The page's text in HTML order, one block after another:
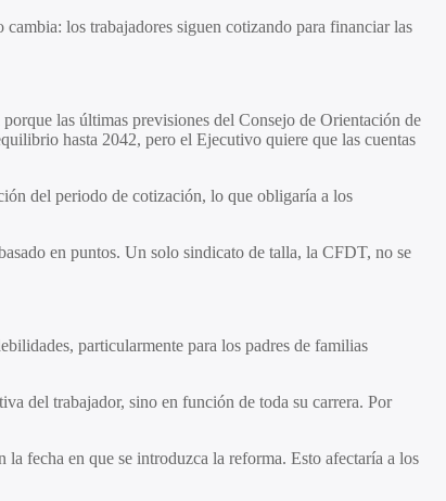
los trabajadores siguen cotizando para financiar las
las últimas previsiones del Consejo de Orientación de
hasta 2042, pero el Ejecutivo quiere que las cuentas
del periodo de cotización, lo que obligaría a los
en puntos. Un solo sindicato de talla, la CFDT, no se
particularmente para los padres de familias
del trabajador, sino en función de toda su carrera. Por
fecha en que se introduzca la reforma. Esto afectaría a los